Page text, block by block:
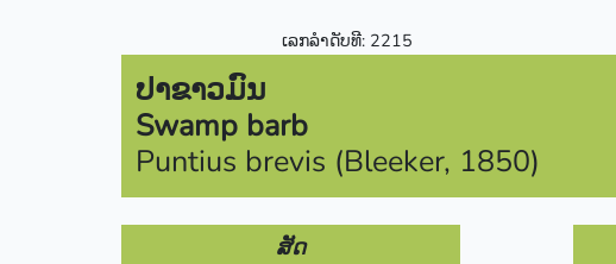
ເລກລຳດັບທີ: 2215
ປາຂາວມົນ
Swamp barb
Puntius brevis (Bleeker, 1850)
ສັດ